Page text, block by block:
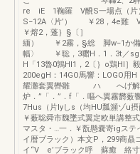
re iE 1鞠羅 V醗S一場点（
S−12A〈片’） ￥28，
￥熔2，蓬｝§
緬） ￥2霧，§総 脚w−1か
幅〉 ￥聡，3囎H．1．3t／
H「13魯0鶉Hl1，2〔｝o鶏Hl］
200egH：14GO馬響：LOGO用
耀灘套翼轡雛 ハ へげ解鞍雛
炉．”「．”．f「．嘔へ翼霧欝薮
7Hus（片lyしs（均HU瓢瀕ゾu
￥薮聡舜市魏墜式翼定欧単講整
マスタ・…一．￥翫懸嚢寄igステ
イ暦ブラック）本文P，299商贔
イ“V e’ブラック呼 蘇癒 絡寸